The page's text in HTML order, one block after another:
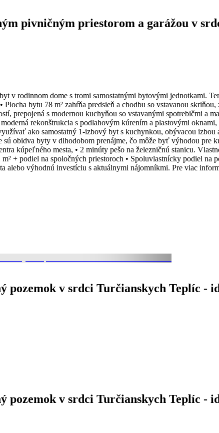
pivničným priestorom a garážou v
v rodinnom dome s tromi samostatnými bytovými jednotkami.
bytu 78 m² zahŕňa predsieň a chodbu so vstavanou
prepojená s modernou kuchyňou so vstavanými spotrebičmi a
rekonštrukcia s podlahovým kúrením a plastovými
ako samostatný 1-izbový byt s kuchynkou, obývacou
obidva byty v dlhodobom prenájme, čo môže byť výhodou pre
kúpeľného mesta, • 2 minúty pešo na železničnú stanicu.
+ podiel na spoločných priestoroch • Spoluvlastnícky podiel
alebo výhodnú investíciu s aktuálnymi nájomníkmi. Pre viac
pozemok v srdci Turčianskych Teplíc -
pozemok v srdci Turčianskych Teplíc -